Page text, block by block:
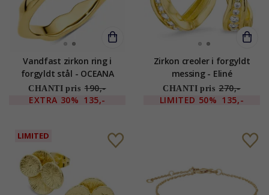
Vandfast zirkon ring i
forgyldt stål - OCEANA
CHANTI pris 190,-
EXTRA 30% 135,-
Zirkon creoler i forgyldt
messing - Eliné
CHANTI pris 270,-
LIMITED 50% 135,-
LIMITED